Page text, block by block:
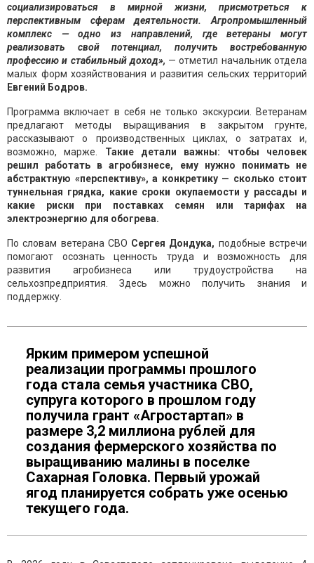
социализироваться в мирной жизни, присмотреться к
перспективным сферам деятельности. Агропромышленный
комплекс — одно из направлений, где ветераны могут
реализовать свой потенциал, получить востребованную
профессию и стабильный доход», — отметил начальник отдела
малых форм хозяйствования и развития сельских территорий
Евгений Бодров.
Программа включает в себя не только экскурсии. Ветеранам
предлагают методы выращивания в закрытом грунте,
рассказывают о производственных циклах, о затратах и,
возможно, марже. Такие детали важны: чтобы человек
решил работать в агробизнесе, ему нужно понимать не
абстрактную «перспективу», а конкретику — сколько стоит
туннельная грядка, какие сроки окупаемости у рассады и
какие риски при поставках семян или тарифах на
электроэнергию для обогрева.
По словам ветерана СВО Сергея Дондука, подобные встречи
помогают осознать ценность труда и возможность для
развития агробизнеса или трудоустройства на
сельхозпредприятия. Здесь можно получить знания и
поддержку.
Ярким примером успешной
реализации программы прошлого
года стала семья участника СВО,
супруга которого в прошлом году
получила грант «Агростартап» в
размере 3,2 миллиона рублей для
создания фермерского хозяйства по
выращиванию малины в поселке
Сахарная Головка. Первый урожай
ягод планируется собрать уже осенью
текущего года.